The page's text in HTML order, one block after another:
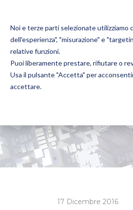
Noi e terze parti selezionate utilizziamo
dell'esperienza", "misurazione" e
relative funzioni.
Puoi liberamente prestare, rifiutare o
Usa il pulsante "Accetta" per
accettare.
Bugnion
The
VESPA
17 Dicembre 2016